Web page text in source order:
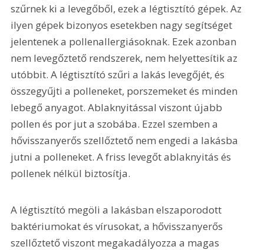
szűrnek ki a levegőből, ezek a légtisztító gépek. Az
ilyen gépek bizonyos esetekben nagy segítséget
jelentenek a pollenallergiásoknak. Ezek azonban
nem levegőztető rendszerek, nem helyettesítik az
utóbbit. A légtisztító szűri a lakás levegőjét, és
összegyűjti a polleneket, porszemeket és minden
lebegő anyagot. Ablaknyitással viszont újabb
pollen és por jut a szobába. Ezzel szemben a
hővisszanyerős szellőztető nem engedi a lakásba
jutni a polleneket. A friss levegőt ablaknyitás és
pollenek nélkül biztosítja.
A légtisztító megöli a lakásban elszaporodott
baktériumokat és vírusokat, a hővisszanyerős
szellőztető viszont megakadályozza a magas